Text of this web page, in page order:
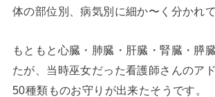
体の部位別、病気別に細か〜く分かれて
もともと心臓・肺臓・肝臓・腎臓・膵
たが、当時巫女だった看護師さんのア
50種類ものお守りが出来たそうです。